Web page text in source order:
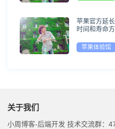
苹果官方延
时间和寿命
苹果体验馆
关于我们
小周博客-后端开发 技术交流群：